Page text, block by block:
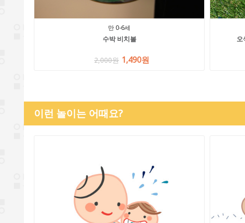
만 0-6세
수박 비치볼
2,000원 1,490원
이런 놀이는 어때요?